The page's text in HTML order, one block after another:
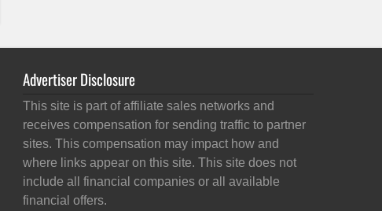
Advertiser Disclosure
This site is part of affiliate sales networks and
receives compensation for sending traffic to partner
sites. This compensation may impact how and
where links appear on this site. This site does not
include all financial companies or all available
financial offers.